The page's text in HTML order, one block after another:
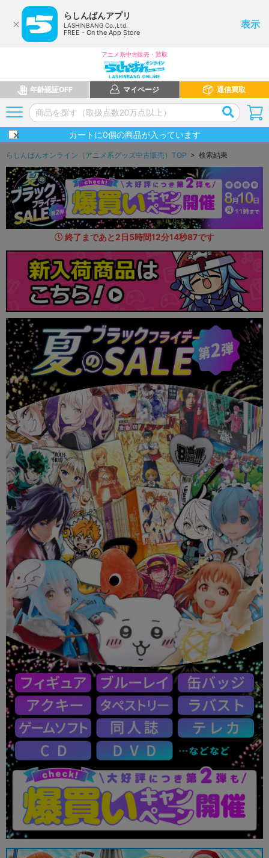
らしんばんアプリ
LASHINBANG Co.,Ltd.
FREE - On the App Store
表示
アニメ系中古販売・買取
年齢認証OFF マイページ 通信買取
カートに0個の商品が入っています
らしんばんオンライン（アニメ系グッズ中古販売）TOP > 検索結果
終了まであと2日5時間12分13秒41です